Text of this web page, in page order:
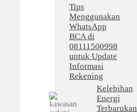
Tips
Menggunakan
WhatsApp
BCA di
08111500998
untuk Update
Informasi
Rekening
Kelebihan
Energi
Terbarukan